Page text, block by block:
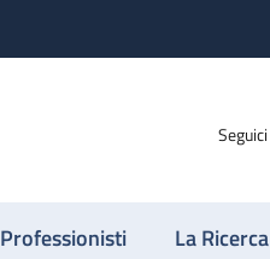
Seguici
Professionisti La Ricerca